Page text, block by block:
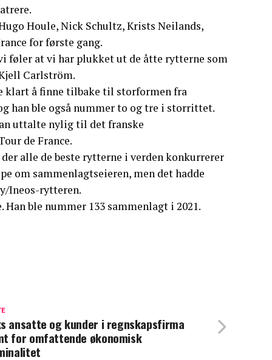
Houle, Nick Schultz, Krists Neilands,
for første gang.
føler at vi har plukket ut de åtte rytterne som
Carlström.
klart å finne tilbake til storformen fra
han ble også nummer to og tre i storrittet.
uttalte nylig til det franske
de France.
alle de beste rytterne i verden konkurrerer
om sammenlagtseieren, men det hadde
Ineos-rytteren.
ble nummer 133 sammenlagt i 2021.
ansatte og kunder i regnskapsfirma
for omfattende økonomisk